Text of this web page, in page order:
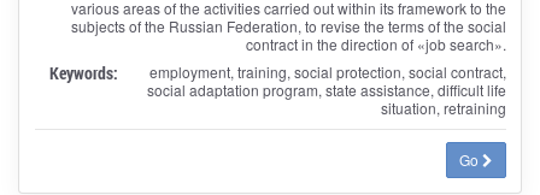
various areas of the activities carried out within its framework to the
subjects of the Russian Federation, to revise the terms of the social
contract in the direction of «job search».
Keywords:
employment, training, social protection, social contract,
social adaptation program, state assistance, difficult life
situation, retraining
Go